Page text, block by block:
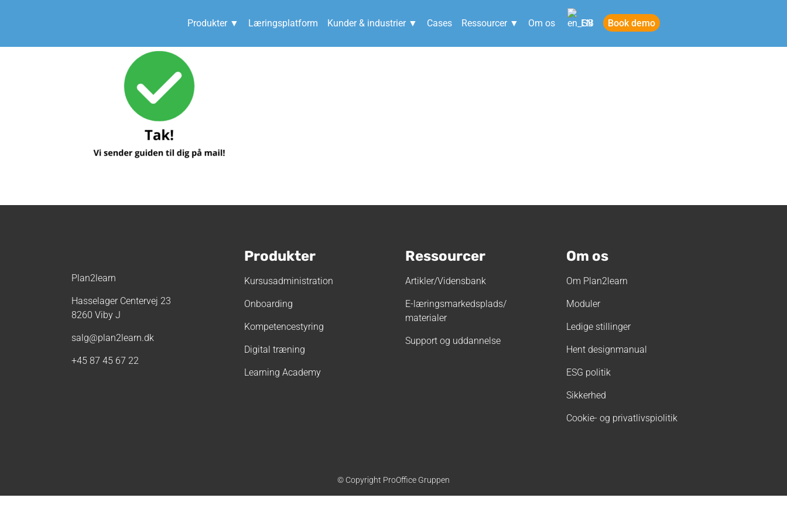
Produkter ▼ Læringsplatform Kunder & industrier ▼ Cases Ressourcer ▼ Om os EN Book demo
Plan2learn
Hasselager Centervej 23
8260 Viby J
salg@plan2learn.dk
+45 87 45 67 22
Produkter
Kursusadministration
Onboarding
Kompetencestyring
Digital træning
Learning Academy
Ressourcer
Artikler/Vidensbank
E-læringsmarkedsplads/
materialer
Support og uddannelse
Om os
Om Plan2learn
Moduler
Ledige stillinger
Hent designmanual
ESG politik
Sikkerhed
Cookie- og privatlivspiolitik
© Copyright ProOffice Gruppen